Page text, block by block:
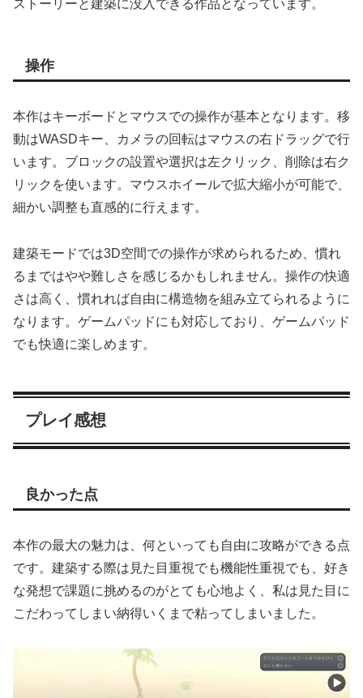
ストーリーと建築に没入できる作品となっています。
操作
本作はキーボードとマウスでの操作が基本となります。移
動はWASDキー、カメラの回転はマウスの右ドラッグで行
います。ブロックの設置や選択は左クリック、削除は右ク
リックを使います。マウスホイールで拡大縮小が可能で、
細かい調整も直感的に行えます。
建築モードでは3D空間での操作が求められるため、慣れ
るまではやや難しさを感じるかもしれません。操作の快適
さは高く、慣れれば自由に構造物を組み立てられるように
なります。ゲームパッドにも対応しており、ゲームパッド
でも快適に楽しめます。
プレイ感想
良かった点
本作の最大の魅力は、何といっても自由に攻略ができる点
です。建築する際は見た目重視でも機能性重視でも、好き
な発想で課題に挑めるのがとても心地よく、私は見た目に
こだわってしまい納得いくまで粘ってしまいました。